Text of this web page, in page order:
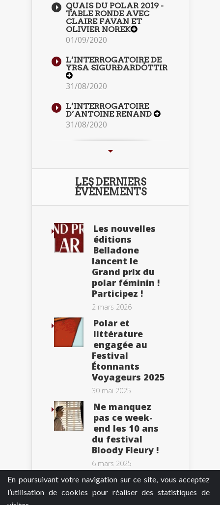
En poursuivant votre navigation sur ce site, vous acceptez
l’utilisation de cookies pour réaliser des statistiques de
QUAIS DU POLAR 2019 -
TABLE RONDE AVEC
CLAIRE FAVAN ET
OLIVIER NOREK
01/09/2020
L’INTERROGATOIRE DE
YRSA SIGURÐARDÓTTIR
31/08/2020
L’INTERROGATOIRE
D’ANTOINE RENAND
31/08/2020
LES DERNIERS
ÉVÈNEMENTS
Les nouvelles
éditions
Belladone
lancent le
Grand prix du
polar féminin !
Participez !
2 mars 2026
Polar et
littérature
engagée au
Festival
Étonnants
Voyageurs 2025
30 mai 2025
Ne manquez
pas ce week-
end les 10 ans
du festival
Bloody Fleury !
6 mars 2025